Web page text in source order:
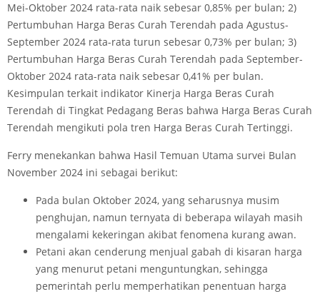
Mei-Oktober 2024 rata-rata naik sebesar 0,85% per bulan; 2)
Pertumbuhan Harga Beras Curah Terendah pada Agustus-
September 2024 rata-rata turun sebesar 0,73% per bulan; 3)
Pertumbuhan Harga Beras Curah Terendah pada September-
Oktober 2024 rata-rata naik sebesar 0,41% per bulan.
Kesimpulan terkait indikator Kinerja Harga Beras Curah
Terendah di Tingkat Pedagang Beras bahwa Harga Beras Curah
Terendah mengikuti pola tren Harga Beras Curah Tertinggi.
Ferry menekankan bahwa Hasil Temuan Utama survei Bulan
November 2024 ini sebagai berikut:
Pada bulan Oktober 2024, yang seharusnya musim
penghujan, namun ternyata di beberapa wilayah masih
mengalami kekeringan akibat fenomena kurang awan.
Petani akan cenderung menjual gabah di kisaran harga
yang menurut petani menguntungkan, sehingga
pemerintah perlu memperhatikan penentuan harga